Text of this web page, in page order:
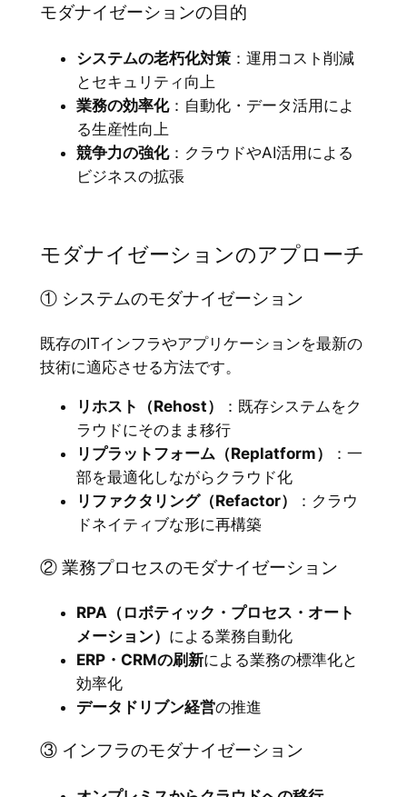
モダナイゼーションの目的
システムの老朽化対策：運用コスト削減
とセキュリティ向上
業務の効率化：自動化・データ活用によ
る生産性向上
競争力の強化：クラウドやAI活用による
ビジネスの拡張
モダナイゼーションのアプローチ
① システムのモダナイゼーション
既存のITインフラやアプリケーションを最新の
技術に適応させる方法です。
リホスト（Rehost）
：既存システムをク
ラウドにそのまま移行
リプラットフォーム（Replatform）
：一
部を最適化しながらクラウド化
リファクタリング（Refactor）
：クラウ
ドネイティブな形に再構築
② 業務プロセスのモダナイゼーション
RPA（ロボティック・プロセス・オート
メーション） による業務自動化
ERP・CRMの刷新による業務の標準化と
効率化
データドリブン経営の推進
③ インフラのモダナイゼーション